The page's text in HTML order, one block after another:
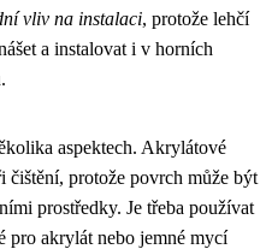
vliv na instalaci, protože lehčí
a instalovat i v horních
aspektech. Akrylátové
čištění, protože povrch může být
prostředky. Je třeba používat
pro akrylát nebo jemné mycí